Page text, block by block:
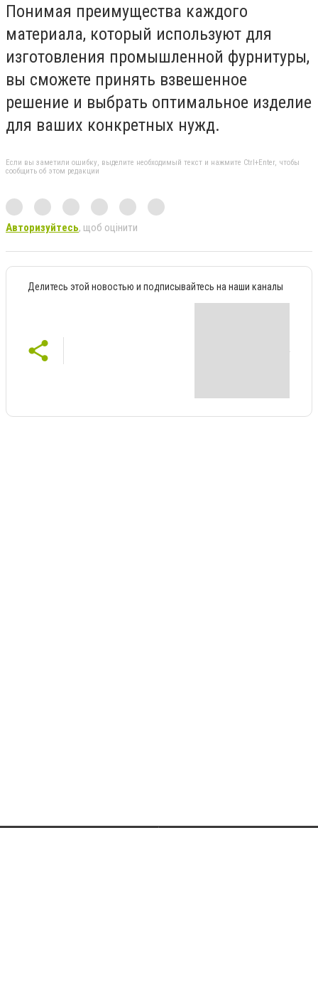
Понимая преимущества каждого
материала, который используют для
изготовления промышленной фурнитуры,
вы сможете принять взвешенное
решение и выбрать оптимальное изделие
для ваших конкретных нужд.
Если вы заметили ошибку, выделите необходимый текст и нажмите Ctrl+Enter, чтобы
сообщить об этом редакции
Авторизуйтесь, щоб оцінити
Делитесь этой новостью и подписывайтесь на наши каналы